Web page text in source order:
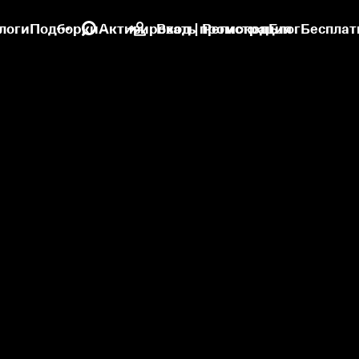
ПодборкиАктивировать промокодБлог
Вход | Регистрация